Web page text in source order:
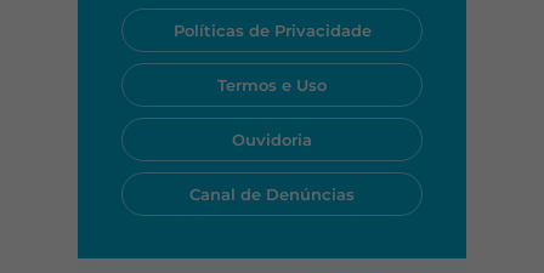
WhatsApp, telefone ou pelo
nosso aplicativo.
Políticas de Privacidade
Termos e Uso
Ouvidoria
Canal de Denúncias